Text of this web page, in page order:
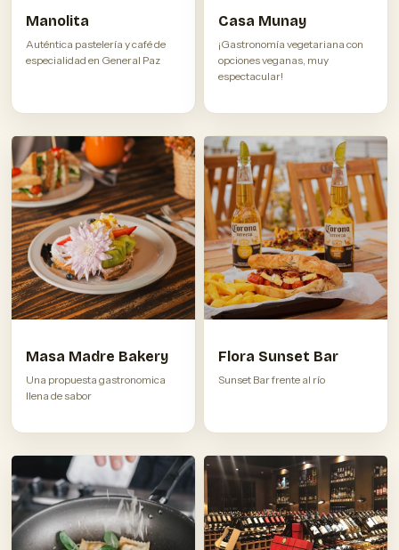
Manolita
Auténtica pastelería y café de
especialidad en General Paz
Casa Munay
¡Gastronomía vegetariana con
opciones veganas, muy
espectacular!
Masa Madre Bakery
Una propuesta gastronomica
llena de sabor
Flora Sunset Bar
Sunset Bar frente al río